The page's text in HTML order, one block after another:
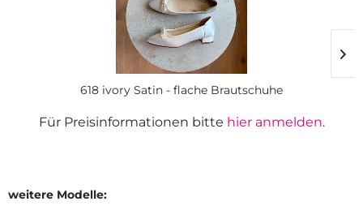
618 ivory Satin - flache Brautschuhe
Für Preisinformationen bitte hier anmelden.
weitere Modelle: